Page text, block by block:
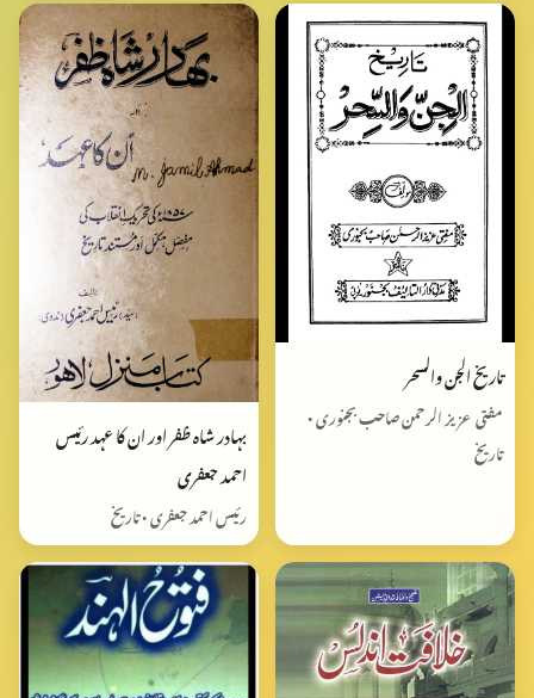
تاریخ الجن والسحر
مفتی عزیز الرحمن صاحب بجنوری •
تاریخ
بہادر شاہ ظفر اور ان کا عہد رئیس
احمد جعفری
رئیس احمد جعفری • تاریخ